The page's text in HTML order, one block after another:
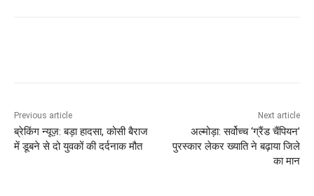
Previous article
ब्रेकिंग न्यूज़: बड़ा हादसा, कोसी बैराज
में डूबने से दो युवकों की दर्दनाक मौत
Next article
अल्मोड़ा: सर्वोच्च ‘ग्रैंड चैंपियन’
पुरस्कार लेकर ख्याति ने बढ़ाया जिले
का मान